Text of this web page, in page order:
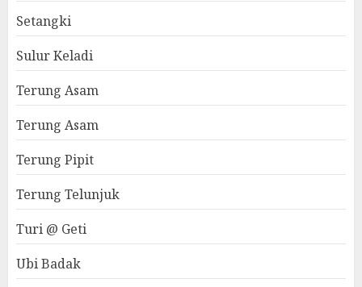
Setangki
Sulur Keladi
Terung Asam
Terung Asam
Terung Pipit
Terung Telunjuk
Turi @ Geti
Ubi Badak